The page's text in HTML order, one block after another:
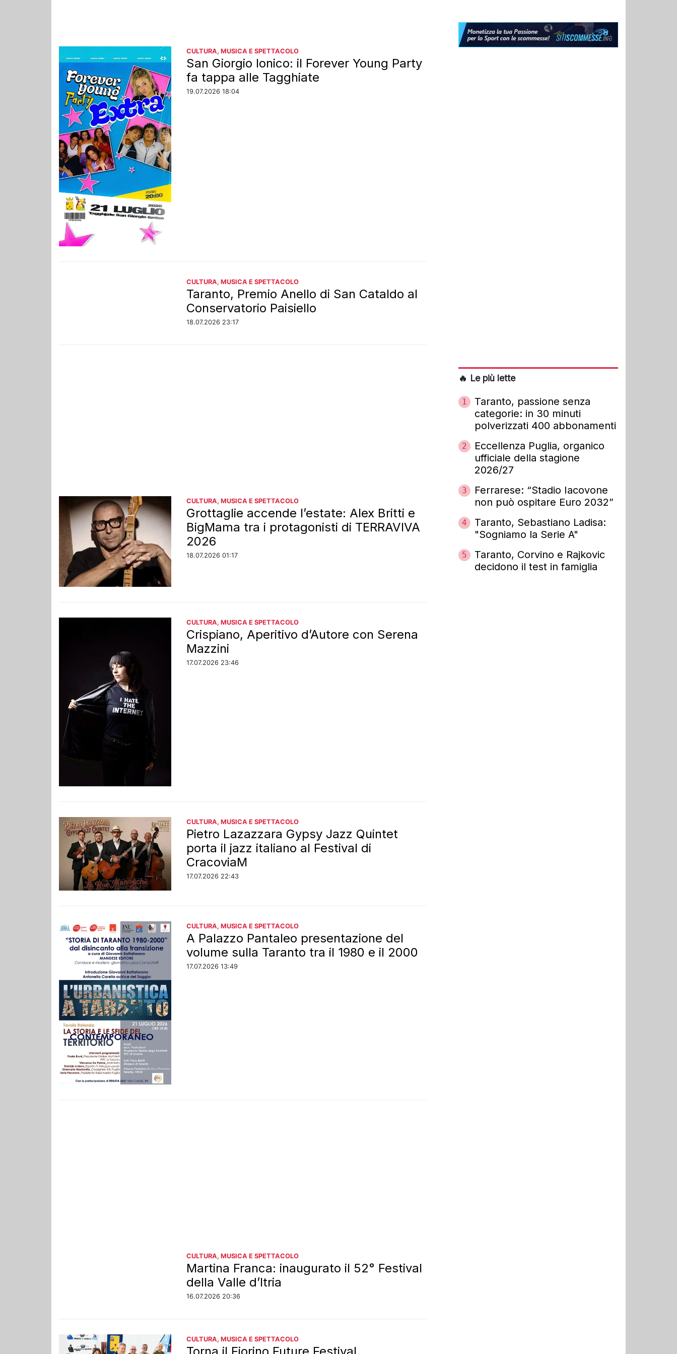
CULTURA, MUSICA E SPETTACOLO
San Giorgio Ionico: il Forever Young Party
fa tappa alle Tagghiate
19.07.2026 18:04
CULTURA, MUSICA E SPETTACOLO
Taranto, Premio Anello di San Cataldo al
Conservatorio Paisiello
18.07.2026 23:17
CULTURA, MUSICA E SPETTACOLO
Grottaglie accende l’estate: Alex Britti e
BigMama tra i protagonisti di TERRAVIVA
2026
18.07.2026 01:17
CULTURA, MUSICA E SPETTACOLO
Crispiano, Aperitivo d’Autore con Serena
Mazzini
17.07.2026 23:46
CULTURA, MUSICA E SPETTACOLO
Pietro Lazazzara Gypsy Jazz Quintet
porta il jazz italiano al Festival di
CracoviaM
17.07.2026 22:43
CULTURA, MUSICA E SPETTACOLO
A Palazzo Pantaleo presentazione del
volume sulla Taranto tra il 1980 e il 2000
17.07.2026 13:49
CULTURA, MUSICA E SPETTACOLO
Martina Franca: inaugurato il 52° Festival
della Valle d’Itria
16.07.2026 20:36
CULTURA, MUSICA E SPETTACOLO
Torna il Fiorino Future Festival
🔥 Le più lette
1
Taranto, passione senza
categorie: in 30 minuti
polverizzati 400 abbonamenti
2
Eccellenza Puglia, organico
ufficiale della stagione
2026/27
3
Ferrarese: “Stadio Iacovone
non può ospitare Euro 2032”
4
Taranto, Sebastiano Ladisa:
"Sogniamo la Serie A"
5
Taranto, Corvino e Rajkovic
decidono il test in famiglia